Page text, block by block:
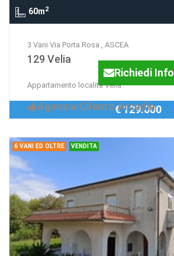
60m2
3 Vani Via Porta Rosa , ASCEA
129 Velia
Appartamento località Velia
Richiedi Info
Agenzia:Cilento Arcadia
€ 129.000
6 VANI ED OLTRE VENDITA